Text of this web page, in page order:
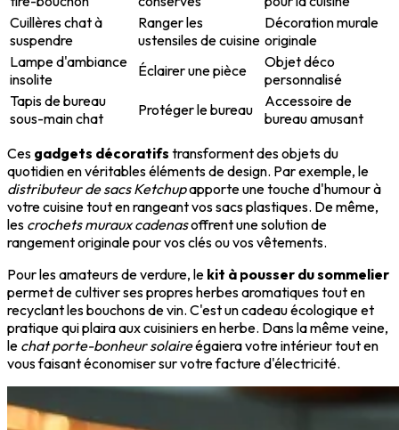
Cuillères chat à
suspendre
Ranger les
ustensiles de cuisine
Décoration murale
originale
Lampe d'ambiance
insolite
Éclairer une pièce
Objet déco
personnalisé
Tapis de bureau
sous-main chat
Protéger le bureau
Accessoire de
bureau amusant
Ces gadgets décoratifs transforment des objets du
quotidien en véritables éléments de design. Par exemple, le
distributeur de sacs Ketchupapporte une touche d'humour à
votre cuisine tout en rangeant vos sacs plastiques. De même,
les crochets muraux cadenasoffrent une solution de
rangement originale pour vos clés ou vos vêtements.
Pour les amateurs de verdure, le kit à pousser du sommelier
permet de cultiver ses propres herbes aromatiques tout en
recyclant les bouchons de vin. C'est un cadeau écologique et
pratique qui plaira aux cuisiniers en herbe. Dans la même veine,
le chat porte-bonheur solaireégaiera votre intérieur tout en
vous faisant économiser sur votre facture d'électricité.